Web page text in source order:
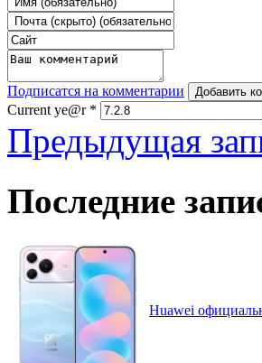
Подписатся на комментарии Добавить
Current ye@r *
Предыдущая
Последние
Huawei